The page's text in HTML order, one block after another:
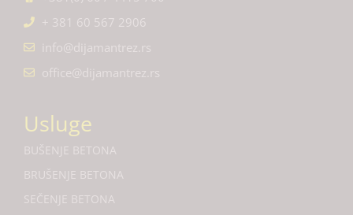
+ 381 60 567 2906
info@dijamantrez.rs
office@dijamantrez.rs
Usluge
BUŠENJE BETONA
BRUŠENJE BETONA
SEČENJE BETONA